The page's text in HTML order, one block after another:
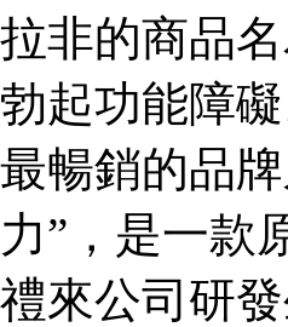
拉非的商品
勃起功能障
最暢銷的品牌
力”，是一款
禮來公司研